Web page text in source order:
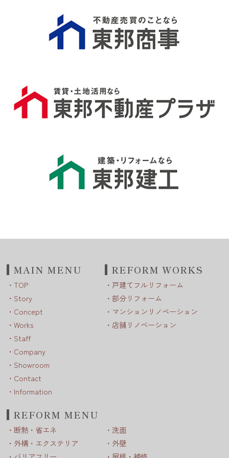
MAIN MENU
TOP
Story
Concept
Works
Staff
Company
Showroom
Contact
Information
REFORM WORKS
戸建てフルリフォーム
部分リフォーム
マンションリノベーション
店舗リノベーション
REFORM MENU
断熱・省エネ
外構・エクステリア
洗面
外壁